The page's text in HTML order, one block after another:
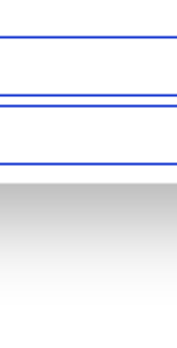
personalizar el